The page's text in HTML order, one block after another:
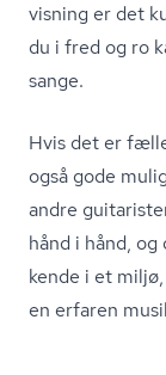
vis­ning er det
du i fred og ro
sange.
Hvis det er
også gode
andre
hånd i hånd,
kende i et
en erfaren